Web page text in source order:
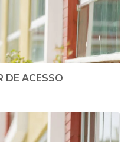
DE ACESSO